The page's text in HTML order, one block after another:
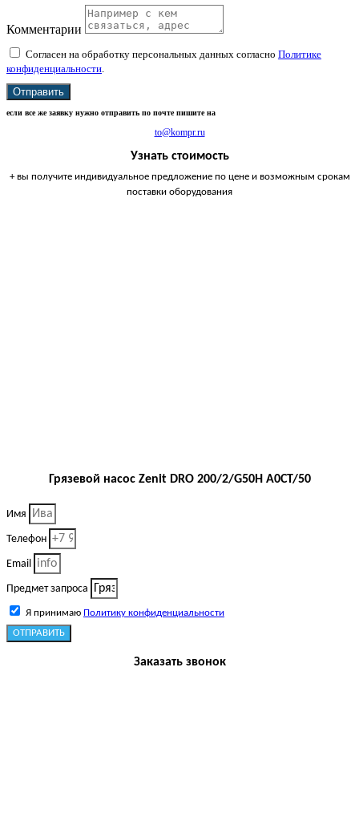
Комментарии
Согласен на обработку персональных данных согласно Политике
конфиденциальности
Отправить
если все же заявку нужно отправить по почте пишите на
to@kompr.ru
Узнать стоимость
+ вы получите индивидуальное предложение по цене и возможным срокам
поставки оборудования
Грязевой насос Zenit DRO 200/2/G50H A0CT/50
Имя
Телефон
Email
Предмет запроса
Я принимаю Политику конфиденциальности
ОТПРАВИТЬ
Заказать звонок